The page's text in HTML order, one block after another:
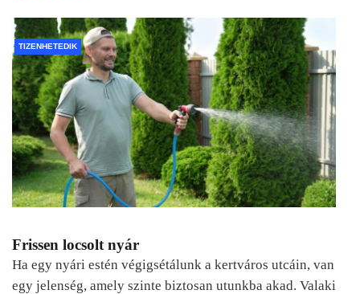
TIZENHETEDIK
Frissen locsolt nyár
Ha egy nyári estén végigsétálunk a kertváros utcáin, van
egy jelenség, amely szinte biztosan utunkba akad. Valaki